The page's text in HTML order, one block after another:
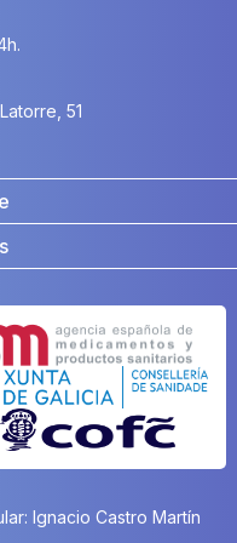
51
Ignacio Castro Martín